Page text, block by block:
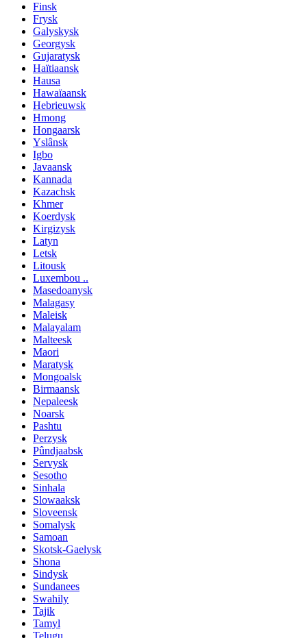
Finsk
Frysk
Galyskysk
Georgysk
Gujaratysk
Haïtiaansk
Hausa
Hawaïaansk
Hebrieuwsk
Hmong
Hongaarsk
Yslânsk
Igbo
Javaansk
Kannada
Kazachsk
Khmer
Koerdysk
Kirgizysk
Latyn
Letsk
Litousk
Luxembou ..
Masedoanysk
Malagasy
Maleisk
Malayalam
Malteesk
Maori
Maratysk
Mongoalsk
Birmaansk
Nepaleesk
Noarsk
Pashtu
Perzysk
Pûndjaabsk
Servysk
Sesotho
Sinhala
Slowaaksk
Sloveensk
Somalysk
Samoan
Skotsk-Gaelysk
Shona
Sindysk
Sundanees
Swahily
Tajik
Tamyl
Telugu